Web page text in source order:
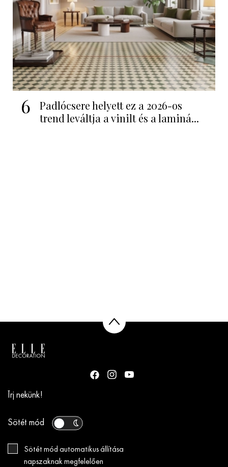
6
Padlócsere helyett ez a 2026-os
trend leváltja a vinilt és a laminá...
Írj nekünk!
Sötét mód
Sötét mód automatikus állítása
napszaknak megfelelően